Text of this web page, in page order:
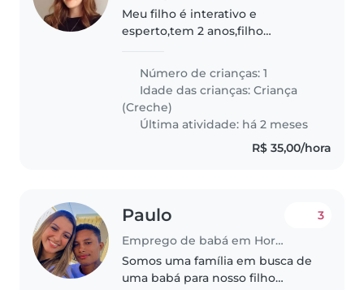
Meu filho é interativo e
esperto,tem 2 anos,filho
coisas
Número de crianças: 1
Idade das crianças:Criança
(Creche)
Última atividade: há 2 meses
R$ 35,00/hora
Paulo
Emprego de babá em Hortolândia
3
Somos uma família em busca de
uma babá para nosso filho